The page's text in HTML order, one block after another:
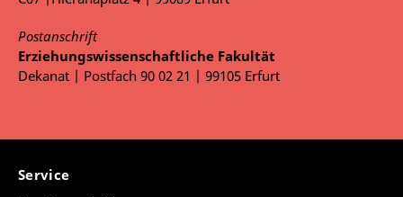
Postanschrift
Erziehungswissenschaftliche Fakultät
Dekanat | Postfach 90 02 21 | 99105 Erfurt
Service